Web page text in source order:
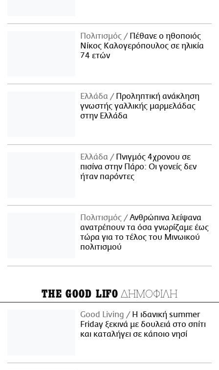
Πολιτισμός
Πέθανε ο ηθοποιός
Νίκος Καλογερόπουλος σε ηλικία
74 ετών
Ελλάδα
Προληπτική ανάκληση
γνωστής γαλλικής μαρμελάδας
στην Ελλάδα
Ελλάδα
Πνιγμός 4χρονου σε
πισίνα στην Πάρο: Οι γονείς δεν
ήταν παρόντες
Πολιτισμός
Ανθρώπινα λείψανα
ανατρέπουν τα όσα γνωρίζαμε έως
τώρα για το τέλος του Μινωικού
πολιτισμού
THE GOOD LIFO ΔΗΜΟΦΙΛΗ
Good Living
Η ιδανική summer
Friday ξεκινά με δουλειά στο σπίτι
και καταλήγει σε κάποιο νησί